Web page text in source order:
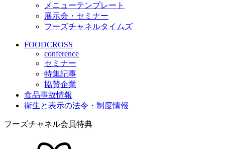
メニューテンプレート
展示会・セミナー
フーズチャネルタイムズ
FOODCROSS
conference
セミナー
特集記事
協賛企業
食品事故情報
衛生と表示の法令・制度情報
フーズチャネル会員特典